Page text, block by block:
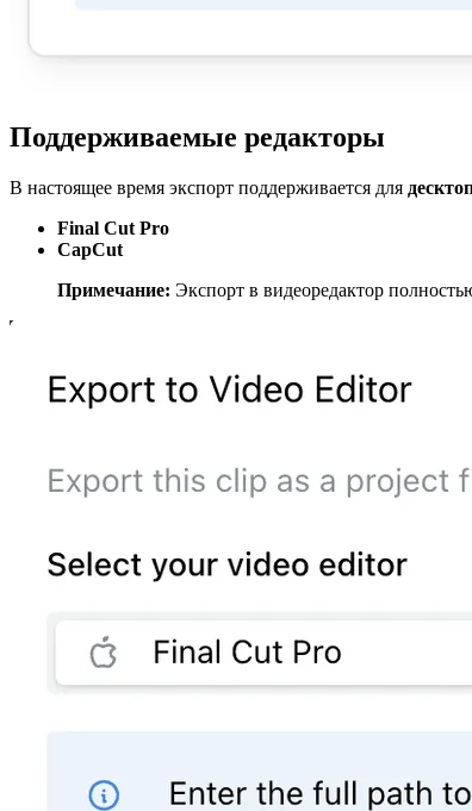
Поддерживаемые редакторы
В настоящее время экспорт поддерживается для
Final Cut Pro
CapCut
Примечание: Экспорт в видеоредактор